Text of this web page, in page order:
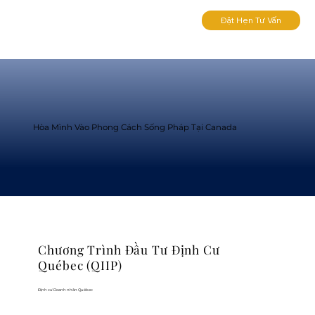
Đặt Hẹn Tư Vấn
Chương Trình Đầu Tư Định Cư
Québec (QIIP)
Định cư Doanh nhân Québec
Hòa Mình Vào Phong Cách Sống Pháp Tại Canada